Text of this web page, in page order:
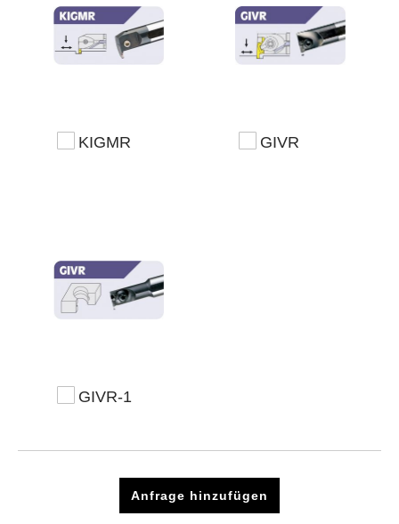
KIGMR GIVR
GIVR-1
Anfrage hinzufügen